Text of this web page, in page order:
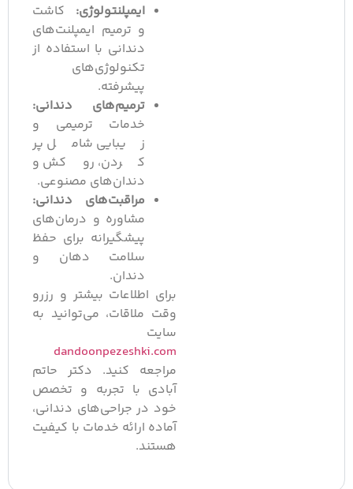
ایمپلنتولوژی:کاشت
و ترمیم ایمپلنت‌های
دندانی با استفاده از
تکنولوژی‌های
پیشرفته.
ترمیم‌های دندانی:
خدمات ترمیمی و
زیبایی شامل پر
کردن، روکش و
دندان‌های مصنوعی.
مراقبت‌های دندانی:
مشاوره و درمان‌های
پیشگیرانه برای حفظ
سلامت دهان و
دندان.
برای اطلاعات بیشتر و رزرو
وقت ملاقات، می‌توانید به
dandoonpezeshki.com
مراجعه کنید. دکتر حاتم
آبادی با تجربه و تخصص
خود در جراحی‌های دندانی،
آماده ارائه خدمات با کیفیت
هستند.